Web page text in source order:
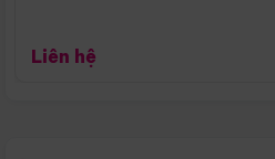
Liên hệ